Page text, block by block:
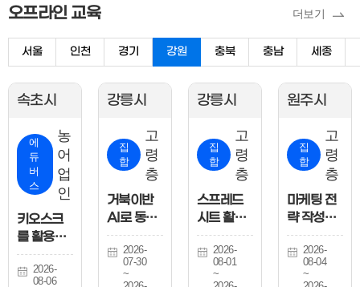
오프라인 교육 더보기
서울 인천 경기 강원 충북 충남 세종
속초시
에
듀
버
스
농
어
업
인
키오스크
를 활용한
비대면 주
문 실습하
2026-
08-06
강릉시
집
합
고
령
층
거북이반
AI로 동영
상 제작 도
전 2026-
07-30
~
강릉시
집
합
고
령
층
스프레드
시트 활용
하기
2026-
08-01
~
원주시
집
합
고
령
층
마케팅 전
략 작성하
기
2026-
08-04
~